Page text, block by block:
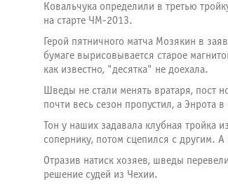
Ковальчука определили в третью
на старте ЧМ-2013.
Герой пятничного матча Мозякин в
бумаге вырисовывается старое
как известно, "десятка" не доехала.
Шведы не стали менять вратаря, пост
почти весь сезон пропустил, а
Тон у наших задавала клубная тройка
сопернику, потом сцепился с другим.
Отразив натиск хозяев, шведы
решение судей из Чехии.